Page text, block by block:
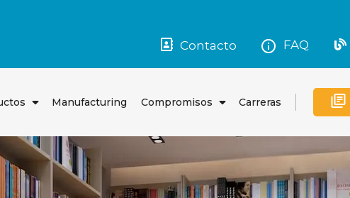
Contacto FAQ
Abrir
menú
Manufacturing Compromisos
Abrir
Carreras